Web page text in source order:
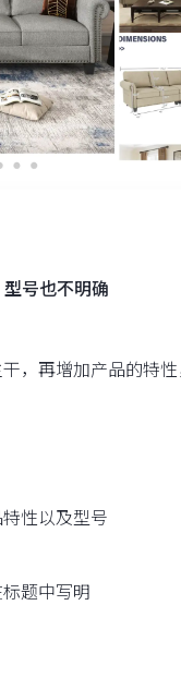
号也不明确
，再增加产品的特
性以及型号
题中写明